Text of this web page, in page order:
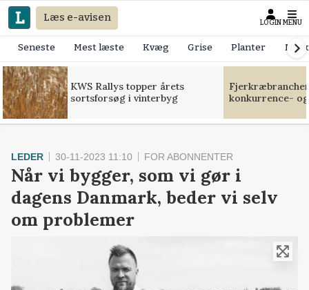
Læs e-avisen LOGIN MENU
Seneste Mest læste Kvæg Grise Planter
KWS Rallys topper årets
sortsforsøg i vinterbyg
konkurrence-
LEDER 30-11-2023 11:10 FOR ABONNENTER
Når vi bygger, som vi gør i
dagens Danmark, beder vi selv
om problemer